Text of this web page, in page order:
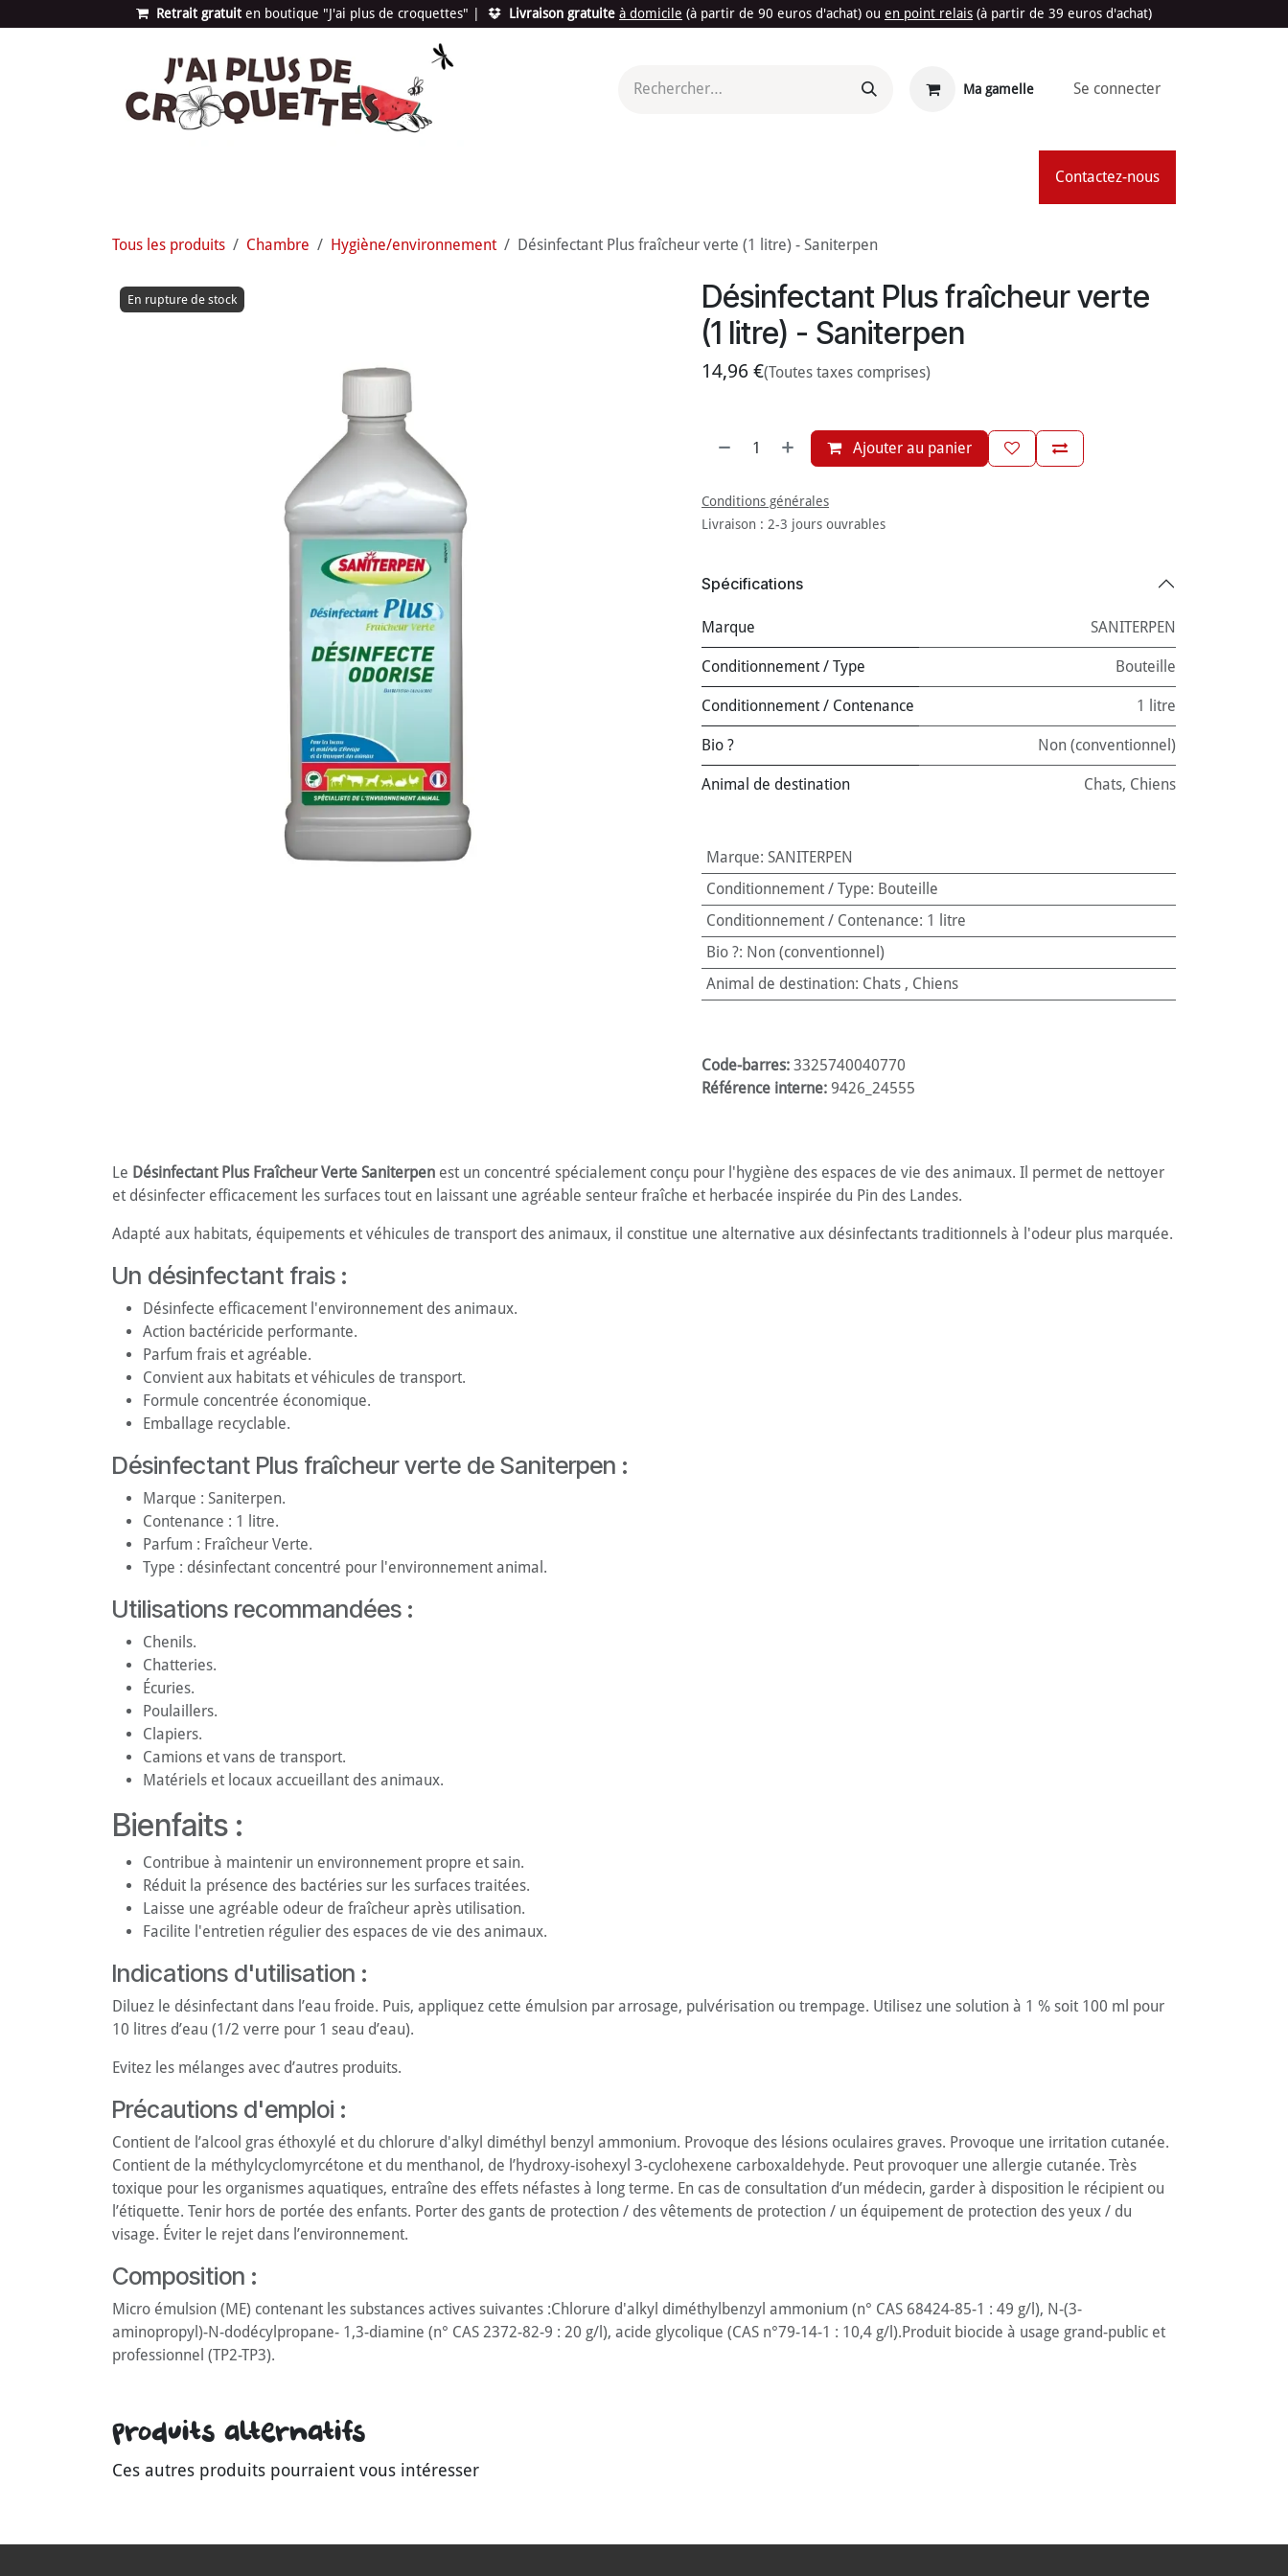
Se rendre au contenu Retrait gratuit en bou​​​​​​tique "J'ai plus de croquettes" Livraison gratuite à domicile (à partir de 90 euros d'achat) ou en point relais (à partir de 39 euros d'achat)
Ma gamelle Se connecter
Contactez-nous
Tous les produits Chambre Hygiène/environnement Désinfectant Plus fraîcheur verte (1 litre) - Saniterpen
En rupture de stock
Désinfectant Plus fraîcheur verte
(1 litre) - Saniterpen
14,96 €(Toutes taxes comprises)
Ajouter au panier
Conditions générales
Livraison : 2-3 jours ouvrables
Spécifications
Marque SANITERPEN
Conditionnement / Type Bouteille
Conditionnement / Contenance 1 litre
Bio ? Non (conventionnel)
Animal de destination Chats, Chiens
Marque: SANITERPEN
Conditionnement / Type: Bouteille
Conditionnement / Contenance: 1 litre
Bio ?: Non (conventionnel)
Animal de destination: Chats, Chiens
Code-barres: 3325740040770
Référence interne: 9426_24555
Le Désinfectant Plus Fraîcheur Verte Saniterpen est un concentré spécialement conçu pour l'hygiène des espaces de vie des animaux. Il permet de nettoyer
et désinfecter efficacement les surfaces tout en laissant une agréable senteur fraîche et herbacée inspirée du Pin des Landes.
Adapté aux habitats, équipements et véhicules de transport des animaux, il constitue une alternative aux désinfectants traditionnels à l'odeur plus marquée.
Un désinfectant frais :
Désinfecte efficacement l'environnement des animaux.
Action bactéricide performante.
Parfum frais et agréable.
Convient aux habitats et véhicules de transport.
Formule concentrée économique.
Emballage recyclable.
Désinfectant Plus fraîcheur verte de Saniterpen :
Marque : Saniterpen.
Contenance : 1 litre.
Parfum : Fraîcheur Verte.
Type : désinfectant concentré pour l'environnement animal.
Utilisations recommandées :
Chenils.
Chatteries.
Écuries.
Poulaillers.
Clapiers.
Camions et vans de transport.
Matériels et locaux accueillant des animaux.
Bienfaits :
Contribue à maintenir un environnement propre et sain.
Réduit la présence des bactéries sur les surfaces traitées.
Laisse une agréable odeur de fraîcheur après utilisation.
Facilite l'entretien régulier des espaces de vie des animaux.
Indications d'utilisation :
Diluez le désinfectant dans l’eau froide. Puis, appliquez cette émulsion par arrosage, pulvérisation ou trempage. Utilisez une solution à 1 % soit 100 ml pour
10 litres d’eau (1/2 verre pour 1 seau d’eau).
Evitez les mélanges avec d’autres produits.
Précautions d'emploi :
Contient de l’alcool gras éthoxylé et du chlorure d'alkyl diméthyl benzyl ammonium. Provoque des lésions oculaires graves. Provoque une irritation cutanée.
Contient de la méthylcyclomyrcétone et du menthanol, de l’hydroxy-isohexyl 3-cyclohexene carboxaldehyde. Peut provoquer une allergie cutanée. Très
toxique pour les organismes aquatiques, entraîne des effets néfastes à long terme. En cas de consultation d’un médecin, garder à disposition le récipient ou
l’étiquette. Tenir hors de portée des enfants. Porter des gants de protection / des vêtements de protection / un équipement de protection des yeux / du
visage. Éviter le rejet dans l’environnement.
Composition :
Micro émulsion (ME) contenant les substances actives suivantes :Chlorure d'alkyl diméthylbenzyl ammonium (n° CAS 68424-85-1 : 49 g/l), N-(3-
aminopropyl)-N-dodécylpropane- 1,3-diamine (n° CAS 2372-82-9 : 20 g/l), acide glycolique (CAS n°79-14-1 : 10,4 g/l).Produit biocide à usage grand-public et
professionnel (TP2-TP3).
Produits alternatifs
Ces autres produits pourraient vous intéresser